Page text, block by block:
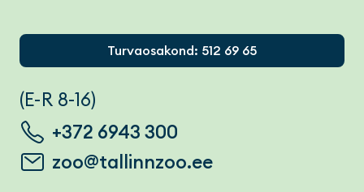
Turvaosakond: 512 69 65
(E-R 8-16)
+372 6943 300
zoo@tallinnzoo.ee